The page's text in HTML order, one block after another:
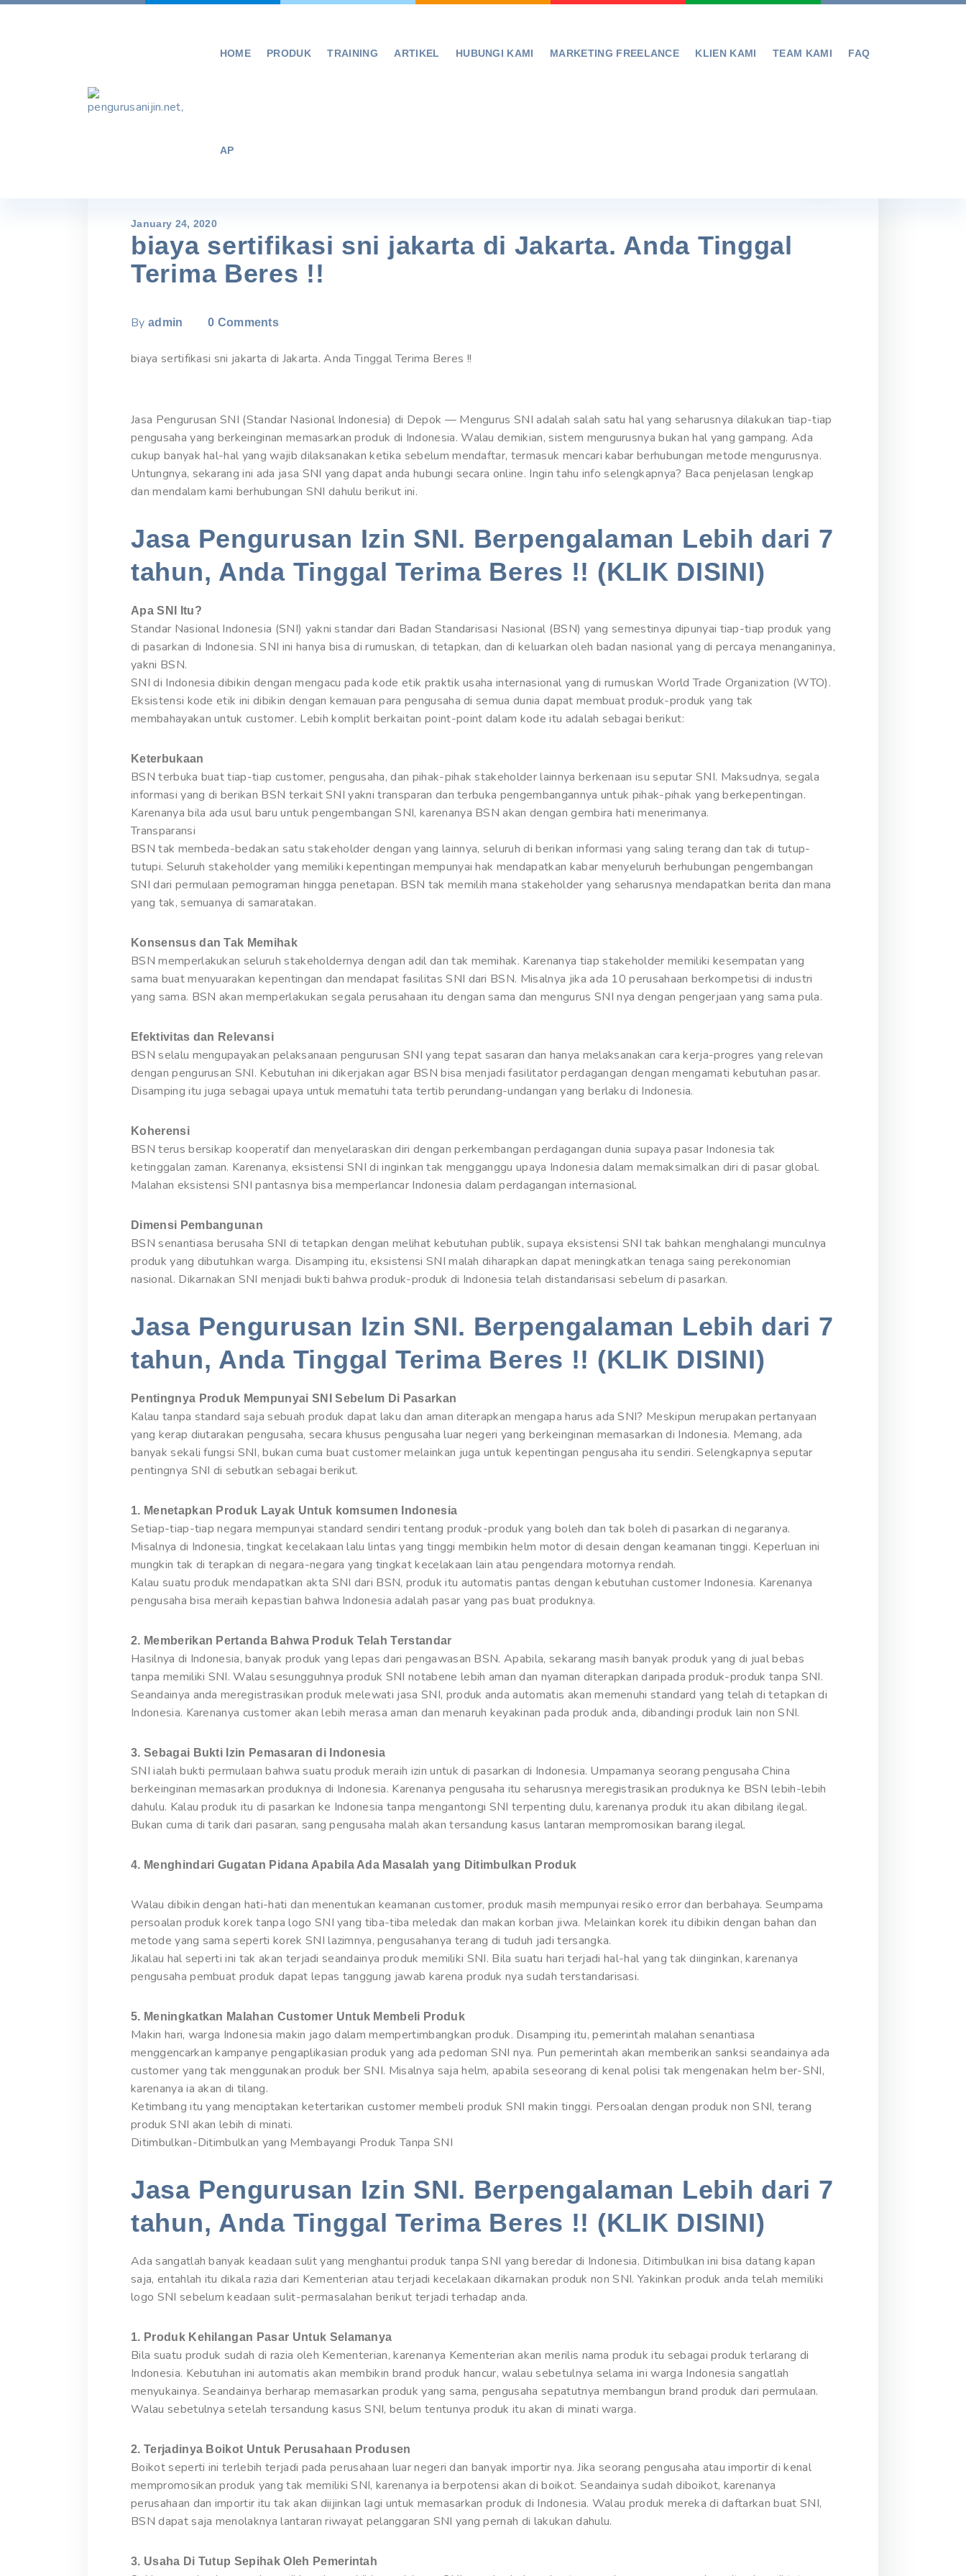
Skip
HOME PRODUK TRAINING ARTIKEL HUBUNGI KAMI MARKETING FREELANCE KLIEN KAMI TEAM KAMI FAQ
AP
January 24, 2020
biaya sertifikasi sni jakarta di Jakarta. Anda Tinggal
Terima Beres !!
By admin 0 Comments
biaya sertifikasi sni jakarta di Jakarta. Anda Tinggal Terima Beres !!
Jasa Pengurusan SNI (Standar Nasional Indonesia) di Depok — Mengurus SNI adalah salah satu hal yang seharusnya dilakukan tiap-tiap
pengusaha yang berkeinginan memasarkan produk di Indonesia. Walau demikian, sistem mengurusnya bukan hal yang gampang. Ada
cukup banyak hal-hal yang wajib dilaksanakan ketika sebelum mendaftar, termasuk mencari kabar berhubungan metode mengurusnya.
Untungnya, sekarang ini ada jasa SNI yang dapat anda hubungi secara online. Ingin tahu info selengkapnya? Baca penjelasan lengkap
dan mendalam kami berhubungan SNI dahulu berikut ini.
Jasa Pengurusan Izin SNI. Berpengalaman Lebih dari 7
tahun, Anda Tinggal Terima Beres !! (KLIK DISINI)
Apa SNI Itu?
Standar Nasional Indonesia (SNI) yakni standar dari Badan Standarisasi Nasional (BSN) yang semestinya dipunyai tiap-tiap produk yang
di pasarkan di Indonesia. SNI ini hanya bisa di rumuskan, di tetapkan, dan di keluarkan oleh badan nasional yang di percaya menanganinya,
yakni BSN.
SNI di Indonesia dibikin dengan mengacu pada kode etik praktik usaha internasional yang di rumuskan World Trade Organization (WTO).
Eksistensi kode etik ini dibikin dengan kemauan para pengusaha di semua dunia dapat membuat produk-produk yang tak
membahayakan untuk customer. Lebih komplit berkaitan point-point dalam kode itu adalah sebagai berikut:
Keterbukaan
BSN terbuka buat tiap-tiap customer, pengusaha, dan pihak-pihak stakeholder lainnya berkenaan isu seputar SNI. Maksudnya, segala
informasi yang di berikan BSN terkait SNI yakni transparan dan terbuka pengembangannya untuk pihak-pihak yang berkepentingan.
Karenanya bila ada usul baru untuk pengembangan SNI, karenanya BSN akan dengan gembira hati menerimanya.
Transparansi
BSN tak membeda-bedakan satu stakeholder dengan yang lainnya, seluruh di berikan informasi yang saling terang dan tak di tutup-
tutupi. Seluruh stakeholder yang memiliki kepentingan mempunyai hak mendapatkan kabar menyeluruh berhubungan pengembangan
SNI dari permulaan pemograman hingga penetapan. BSN tak memilih mana stakeholder yang seharusnya mendapatkan berita dan mana
yang tak, semuanya di samaratakan.
Konsensus dan Tak Memihak
BSN memperlakukan seluruh stakeholdernya dengan adil dan tak memihak. Karenanya tiap stakeholder memiliki kesempatan yang
sama buat menyuarakan kepentingan dan mendapat fasilitas SNI dari BSN. Misalnya jika ada 10 perusahaan berkompetisi di industri
yang sama. BSN akan memperlakukan segala perusahaan itu dengan sama dan mengurus SNI nya dengan pengerjaan yang sama pula.
Efektivitas dan Relevansi
BSN selalu mengupayakan pelaksanaan pengurusan SNI yang tepat sasaran dan hanya melaksanakan cara kerja-progres yang relevan
dengan pengurusan SNI. Kebutuhan ini dikerjakan agar BSN bisa menjadi fasilitator perdagangan dengan mengamati kebutuhan pasar.
Disamping itu juga sebagai upaya untuk mematuhi tata tertib perundang-undangan yang berlaku di Indonesia.
Koherensi
BSN terus bersikap kooperatif dan menyelaraskan diri dengan perkembangan perdagangan dunia supaya pasar Indonesia tak
ketinggalan zaman. Karenanya, eksistensi SNI di inginkan tak mengganggu upaya Indonesia dalam memaksimalkan diri di pasar global.
Malahan eksistensi SNI pantasnya bisa memperlancar Indonesia dalam perdagangan internasional.
Dimensi Pembangunan
BSN senantiasa berusaha SNI di tetapkan dengan melihat kebutuhan publik, supaya eksistensi SNI tak bahkan menghalangi munculnya
produk yang dibutuhkan warga. Disamping itu, eksistensi SNI malah diharapkan dapat meningkatkan tenaga saing perekonomian
nasional. Dikarnakan SNI menjadi bukti bahwa produk-produk di Indonesia telah distandarisasi sebelum di pasarkan.
Jasa Pengurusan Izin SNI. Berpengalaman Lebih dari 7
tahun, Anda Tinggal Terima Beres !! (KLIK DISINI)
Pentingnya Produk Mempunyai SNI Sebelum Di Pasarkan
Kalau tanpa standard saja sebuah produk dapat laku dan aman diterapkan mengapa harus ada SNI? Meskipun merupakan pertanyaan
yang kerap diutarakan pengusaha, secara khusus pengusaha luar negeri yang berkeinginan memasarkan di Indonesia. Memang, ada
banyak sekali fungsi SNI, bukan cuma buat customer melainkan juga untuk kepentingan pengusaha itu sendiri. Selengkapnya seputar
pentingnya SNI di sebutkan sebagai berikut.
1. Menetapkan Produk Layak Untuk komsumen Indonesia
Setiap-tiap-tiap negara mempunyai standard sendiri tentang produk-produk yang boleh dan tak boleh di pasarkan di negaranya.
Misalnya di Indonesia, tingkat kecelakaan lalu lintas yang tinggi membikin helm motor di desain dengan keamanan tinggi. Keperluan ini
mungkin tak di terapkan di negara-negara yang tingkat kecelakaan lain atau pengendara motornya rendah.
Kalau suatu produk mendapatkan akta SNI dari BSN, produk itu automatis pantas dengan kebutuhan customer Indonesia. Karenanya
pengusaha bisa meraih kepastian bahwa Indonesia adalah pasar yang pas buat produknya.
2. Memberikan Pertanda Bahwa Produk Telah Terstandar
Hasilnya di Indonesia, banyak produk yang lepas dari pengawasan BSN. Apabila, sekarang masih banyak produk yang di jual bebas
tanpa memiliki SNI. Walau sesungguhnya produk SNI notabene lebih aman dan nyaman diterapkan daripada produk-produk tanpa SNI.
Seandainya anda meregistrasikan produk melewati jasa SNI, produk anda automatis akan memenuhi standard yang telah di tetapkan di
Indonesia. Karenanya customer akan lebih merasa aman dan menaruh keyakinan pada produk anda, dibandingi produk lain non SNI.
3. Sebagai Bukti Izin Pemasaran di Indonesia
SNI ialah bukti permulaan bahwa suatu produk meraih izin untuk di pasarkan di Indonesia. Umpamanya seorang pengusaha China
berkeinginan memasarkan produknya di Indonesia. Karenanya pengusaha itu seharusnya meregistrasikan produknya ke BSN lebih-lebih
dahulu. Kalau produk itu di pasarkan ke Indonesia tanpa mengantongi SNI terpenting dulu, karenanya produk itu akan dibilang ilegal.
Bukan cuma di tarik dari pasaran, sang pengusaha malah akan tersandung kasus lantaran mempromosikan barang ilegal.
4. Menghindari Gugatan Pidana Apabila Ada Masalah yang Ditimbulkan Produk
Walau dibikin dengan hati-hati dan menentukan keamanan customer, produk masih mempunyai resiko error dan berbahaya. Seumpama
persoalan produk korek tanpa logo SNI yang tiba-tiba meledak dan makan korban jiwa. Melainkan korek itu dibikin dengan bahan dan
metode yang sama seperti korek SNI lazimnya, pengusahanya terang di tuduh jadi tersangka.
Jikalau hal seperti ini tak akan terjadi seandainya produk memiliki SNI. Bila suatu hari terjadi hal-hal yang tak diinginkan, karenanya
pengusaha pembuat produk dapat lepas tanggung jawab karena produk nya sudah terstandarisasi.
5. Meningkatkan Malahan Customer Untuk Membeli Produk
Makin hari, warga Indonesia makin jago dalam mempertimbangkan produk. Disamping itu, pemerintah malahan senantiasa
menggencarkan kampanye pengaplikasian produk yang ada pedoman SNI nya. Pun pemerintah akan memberikan sanksi seandainya ada
customer yang tak menggunakan produk ber SNI. Misalnya saja helm, apabila seseorang di kenal polisi tak mengenakan helm ber-SNI,
karenanya ia akan di tilang.
Ketimbang itu yang menciptakan ketertarikan customer membeli produk SNI makin tinggi. Persoalan dengan produk non SNI, terang
produk SNI akan lebih di minati.
Ditimbulkan-Ditimbulkan yang Membayangi Produk Tanpa SNI
Jasa Pengurusan Izin SNI. Berpengalaman Lebih dari 7
tahun, Anda Tinggal Terima Beres !! (KLIK DISINI)
Ada sangatlah banyak keadaan sulit yang menghantui produk tanpa SNI yang beredar di Indonesia. Ditimbulkan ini bisa datang kapan
saja, entahlah itu dikala razia dari Kementerian atau terjadi kecelakaan dikarnakan produk non SNI. Yakinkan produk anda telah memiliki
logo SNI sebelum keadaan sulit-permasalahan berikut terjadi terhadap anda.
1. Produk Kehilangan Pasar Untuk Selamanya
Bila suatu produk sudah di razia oleh Kementerian, karenanya Kementerian akan merilis nama produk itu sebagai produk terlarang di
Indonesia. Kebutuhan ini automatis akan membikin brand produk hancur, walau sebetulnya selama ini warga Indonesia sangatlah
menyukainya. Seandainya berharap memasarkan produk yang sama, pengusaha sepatutnya membangun brand produk dari permulaan.
Walau sebetulnya setelah tersandung kasus SNI, belum tentunya produk itu akan di minati warga.
2. Terjadinya Boikot Untuk Perusahaan Produsen
Boikot seperti ini terlebih terjadi pada perusahaan luar negeri dan banyak importir nya. Jika seorang pengusaha atau importir di kenal
mempromosikan produk yang tak memiliki SNI, karenanya ia berpotensi akan di boikot. Seandainya sudah diboikot, karenanya
perusahaan dan importir itu tak akan diijinkan lagi untuk memasarkan produk di Indonesia. Walau produk mereka di daftarkan buat SNI,
BSN dapat saja menolaknya lantaran riwayat pelanggaran SNI yang pernah di lakukan dahulu.
3. Usaha Di Tutup Sepihak Oleh Pemerintah